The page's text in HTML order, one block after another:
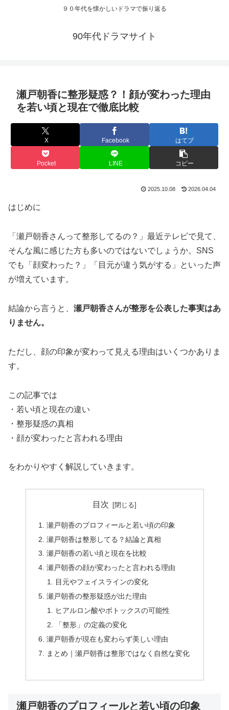
９０年代を懐かしいドラマで振り返る
90年代ドラマサイト
瀬戸朝香に整形疑惑？！顔が変わった理由
を若い頃と現在で徹底比較
X Facebook はてブ
Pocket LINE コピー
2025.10.08 2026.04.04
はじめに
「瀬戸朝香さんって整形してるの？」最近テレビで見て、
そんな風に感じた方も多いのではないでしょうか。SNS
でも「顔変わった？」「目元が違う気がする」といった声
が増えています。
結論から言うと、 瀬戸朝香さんが整形を公表した事実はあ
りません。
ただし、顔の印象が変わって見える理由はいくつかありま
す。
この記事では
・若い頃と現在の違い
・整形疑惑の真相
・顔が変わったと言われる理由
をわかりやすく解説していきます。
目次
瀬戸朝香のプロフィールと若い頃の印象
瀬戸朝香は整形してる？結論と真相
瀬戸朝香の若い頃と現在を比較
瀬戸朝香の顔が変わったと言われる理由
目元やフェイスラインの変化
瀬戸朝香の整形疑惑が出た理由
ヒアルロン酸やボトックスの可能性
「整形」の定義の変化
瀬戸朝香が現在も変わらず美しい理由
まとめ｜瀬戸朝香は整形ではなく自然な変化
瀬戸朝香のプロフィールと若い頃の印象